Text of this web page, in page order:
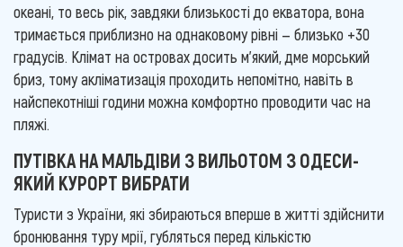
океані, то весь рік, завдяки близькості до екватора, вона
тримається приблизно на однаковому рівні — близько +30
градусів. Клімат на островах досить м'який, дме морський
бриз, тому акліматизація проходить непомітно, навіть в
найспекотніші години можна комфортно проводити час на
пляжі.
ПУТІВКА НА МАЛЬДІВИ З ВИЛЬОТОМ З ОДЕСИ-
ЯКИЙ КУРОРТ ВИБРАТИ
Туристи з України, які збираються вперше в житті здійснити
бронювання туру мрії, губляться перед кількістю